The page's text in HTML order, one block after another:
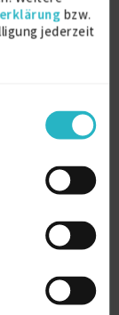
bzw.
jederzeit